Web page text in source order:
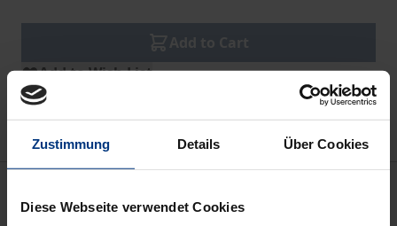
Zustimmung Details Über Cookies
Diese Webseite verwendet Cookies
Add to Wish List
Delivery cost notice